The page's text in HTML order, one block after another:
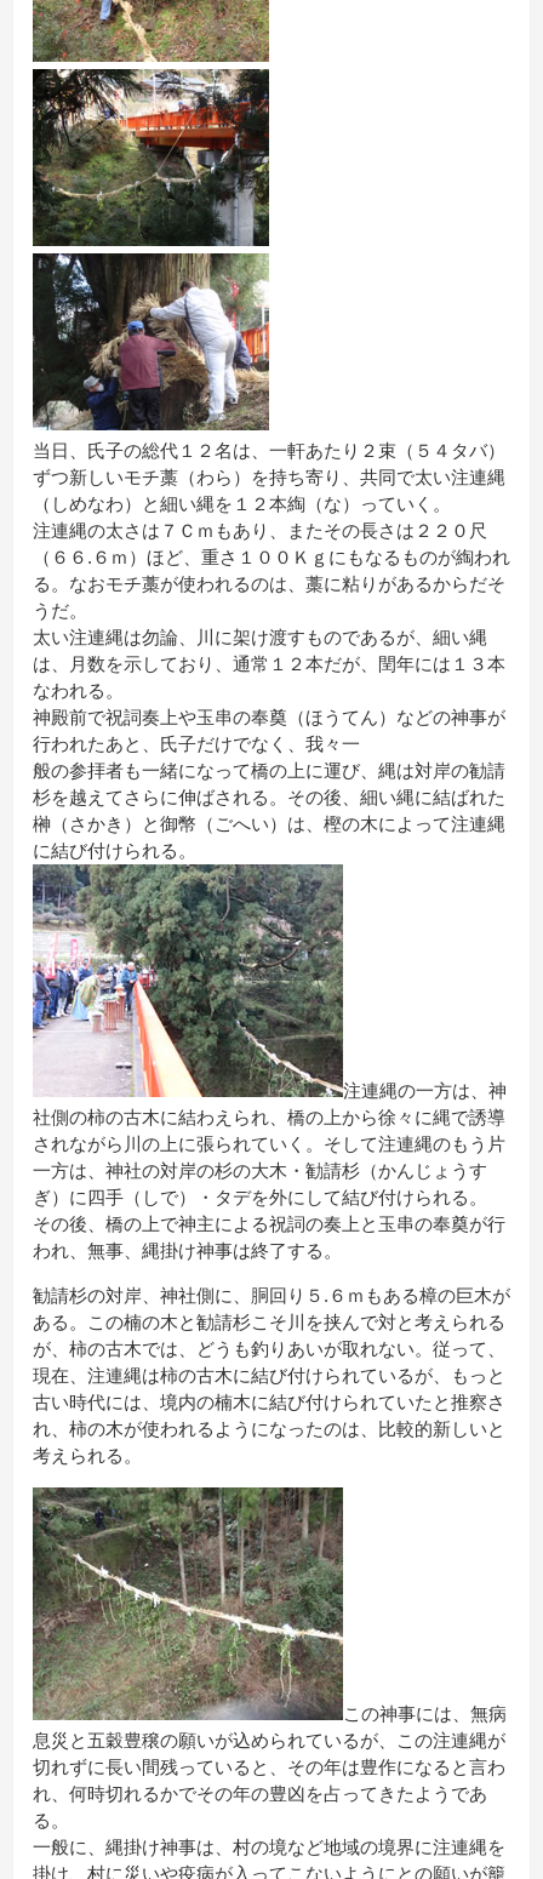
当日、氏子の総代１２名は、一軒あたり２束（５４タバ）
ずつ新しいモチ藁（わら）を持ち寄り、共同で太い注連縄
（しめなわ）と細い縄を１２本綯（な）っていく。
注連縄の太さは７Ｃｍもあり、またその長さは２２０尺
（６６.６ｍ）ほど、重さ１００Ｋｇにもなるものが綯われ
る。なおモチ藁が使われるのは、藁に粘りがあるからだそ
うだ。
太い注連縄は勿論、川に架け渡すものであるが、細い縄
は、月数を示しており、通常１２本だが、閏年には１３本
なわれる。
神殿前で祝詞奏上や玉串の奉奠（ほうてん）などの神事が
行われたあと、氏子だけでなく、我々一
般の参拝者も一緒になって橋の上に運び、縄は対岸の勧請
杉を越えてさらに伸ばされる。その後、細い縄に結ばれた
榊（さかき）と御幣（ごへい）は、樫の木によって注連縄
に結び付けられる。
注連縄の一方は、神
社側の柿の古木に結わえられ、橋の上から徐々に縄で誘導
されながら川の上に張られていく。そして注連縄のもう片
一方は、神社の対岸の杉の大木・勧請杉（かんじょうす
ぎ）に四手（しで）・タデを外にして結び付けられる。
その後、橋の上で神主による祝詞の奏上と玉串の奉奠が行
われ、無事、縄掛け神事は終了する。
勧請杉の対岸、神社側に、胴回り５.６ｍもある樟の巨木が
ある。この楠の木と勧請杉こそ川を挟んで対と考えられる
が、柿の古木では、どうも釣りあいが取れない。従って、
現在、注連縄は柿の古木に結び付けられているが、もっと
古い時代には、境内の楠木に結び付けられていたと推察さ
れ、柿の木が使われるようになったのは、比較的新しいと
考えられる。
この神事には、無病
息災と五穀豊穣の願いが込められているが、この注連縄が
切れずに長い間残っていると、その年は豊作になると言わ
れ、何時切れるかでその年の豊凶を占ってきたようであ
る。
一般に、縄掛け神事は、村の境など地域の境界に注連縄を
掛け、村に災いや疫病が入ってこないようにとの願いが籠